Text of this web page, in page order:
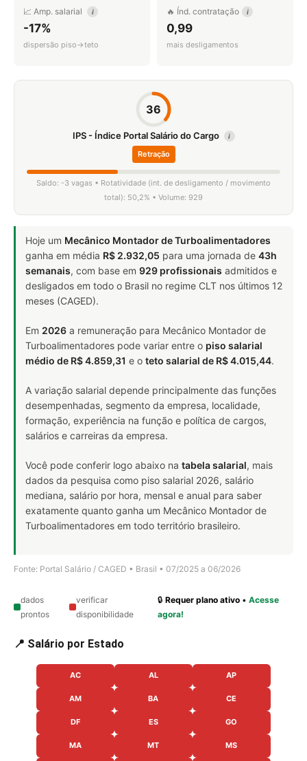
📈 Amp. salarial i
-17%
dispersão piso→teto
🔥 Índ. contratação i
0,99
mais desligamentos
36
IPS - Índice Portal Salário do Cargo i
Retração
Saldo: -3 vagas • Rotatividade (int. de desligamento / movimento
total): 50,2% • Volume: 929
Hoje um Mecânico Montador de Turboalimentadores
ganha em média R$ 2.932,05 para uma jornada de 43h
semanais, com base em 929 profissionais admitidos e
desligados em todo o Brasil no regime CLT nos últimos 12
meses (CAGED).
Em 2026 a remuneração para Mecânico Montador de
Turboalimentadores pode variar entre o piso salarial
médio de R$ 4.859,31 e o teto salarial de R$ 4.015,44.
A variação salarial depende principalmente das funções
desempenhadas, segmento da empresa, localidade,
formação, experiência na função e política de cargos,
salários e carreiras da empresa.
Você pode conferir logo abaixo na tabela salarial, mais
dados da pesquisa como piso salarial 2026, salário
mediana, salário por hora, mensal e anual para saber
exatamente quanto ganha um Mecânico Montador de
Turboalimentadores em todo território brasileiro.
Fonte: Portal Salário / CAGED • Brasil • 07/2025 a 06/2026
dados
prontos
verificar
disponibilidade
🔒Requer plano ativo •Acesse
agora!
📍 Salário por Estado
AC AL AP
AM BA CE
DF ES GO
MA MT MS